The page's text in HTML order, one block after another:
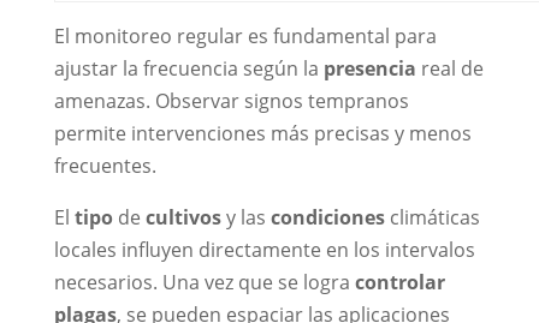
El monitoreo regular es fundamental para
ajustar la frecuencia según la presencia real de
amenazas. Observar signos tempranos
permite intervenciones más precisas y menos
frecuentes.
El tipode cultivosy las condicionesclimáticas
locales influyen directamente en los intervalos
necesarios. Una vez que se logra controlar
plagas, se pueden espaciar las aplicaciones